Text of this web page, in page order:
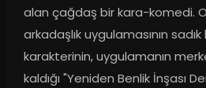
alan çağdaş bir kara-komedi.
arkadaşlık uygulamasının sadık
karakterinin, uygulamanın
kaldığı "Yeniden Benlik İnşası